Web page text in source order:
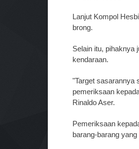
Lanjut Kompol
brong.
Selain itu, pihaknya
kendaraan.
"Target sasarannya
pemeriksaan
Rinaldo Aser.
Pemeriksaan
barang-barang